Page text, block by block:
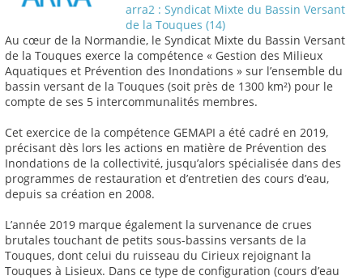
arra2 : Syndicat Mixte du Bassin Versant
de la Touques (14)
Au cœur de la Normandie, le Syndicat Mixte du Bassin Versant
de la Touques exerce la compétence « Gestion des Milieux
Aquatiques et Prévention des Inondations » sur l’ensemble du
bassin versant de la Touques (soit près de 1300 km²) pour le
compte de ses 5 intercommunalités membres.
Cet exercice de la compétence GEMAPI a été cadré en 2019,
précisant dès lors les actions en matière de Prévention des
Inondations de la collectivité, jusqu’alors spécialisée dans des
programmes de restauration et d’entretien des cours d’eau,
depuis sa création en 2008.
L’année 2019 marque également la survenance de crues
brutales touchant de petits sous-bassins versants de la
Touques, dont celui du ruisseau du Cirieux rejoignant la
Touques à Lisieux. Dans ce type de configuration (cours d’eau